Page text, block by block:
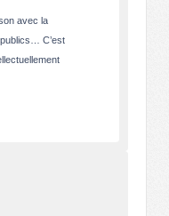
avec la
C’est